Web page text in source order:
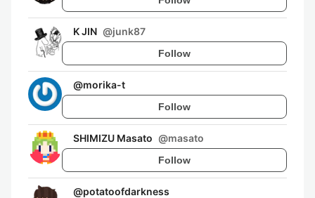
K JIN @junk87
Follow
@morika-t
Follow
SHIMIZU Masato @masato
Follow
@potatoofdarkness